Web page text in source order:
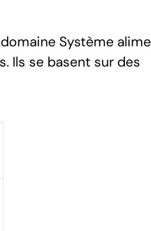
Système
Ils se basent sur des